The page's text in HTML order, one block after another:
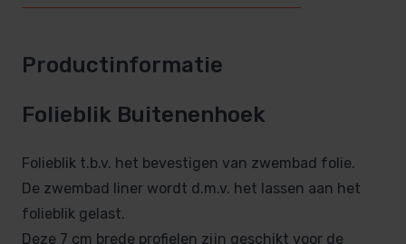
Productinformatie
Folieblik Buitenenhoek
Folieblik t.b.v. het bevestigen van zwembad folie.
De zwembad liner wordt d.m.v. het lassen aan het
folieblik gelast.
Deze 7 cm brede profielen zijn geschikt voor de